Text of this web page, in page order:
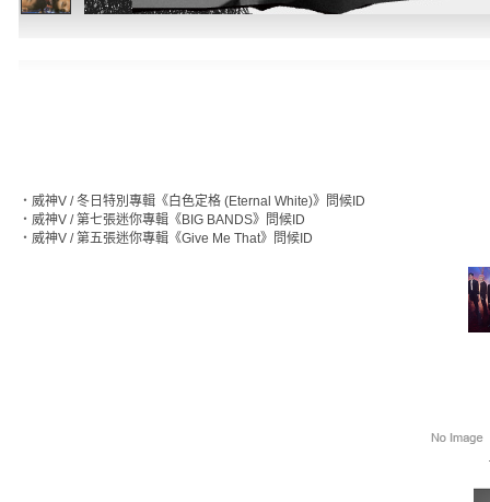
‧ 威神V / 冬日特別專輯《白色定格 (Eternal White)》問候ID
‧ 威神V / 第七張迷你專輯《BIG BANDS》問候ID
‧ 威神V / 第五張迷你專輯《Give Me That》問候ID